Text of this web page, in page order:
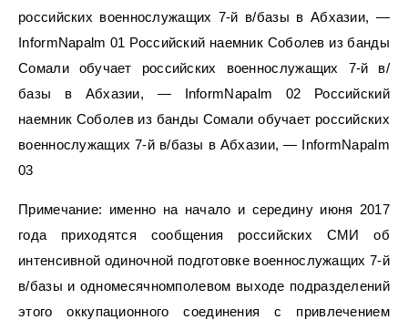
российских военнослужащих 7-й в/базы в Абхазии, —
InformNapalm 01 Российский наемник Соболев из банды
Сомали обучает российских военнослужащих 7-й в/
базы в Абхазии, — InformNapalm 02 Российский
наемник Соболев из банды Сомали обучает российских
военнослужащих 7-й в/базы в Абхазии, — InformNapalm
03
Примечание: именно на начало и середину июня 2017
года приходятся сообщения российских СМИ об
интенсивной одиночной подготовке военнослужащих 7-й
в/базы и одномесячномполевом выходе подразделений
этого оккупационного соединения с привлечением